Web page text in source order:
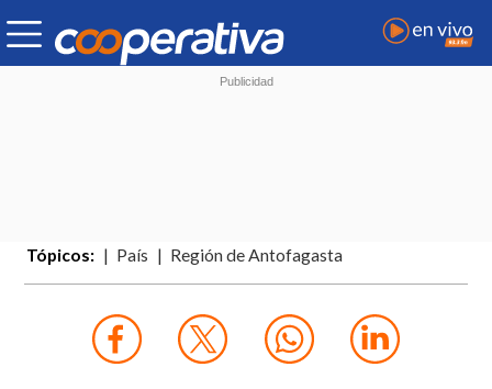
Tópicos: País Región de Antofagasta